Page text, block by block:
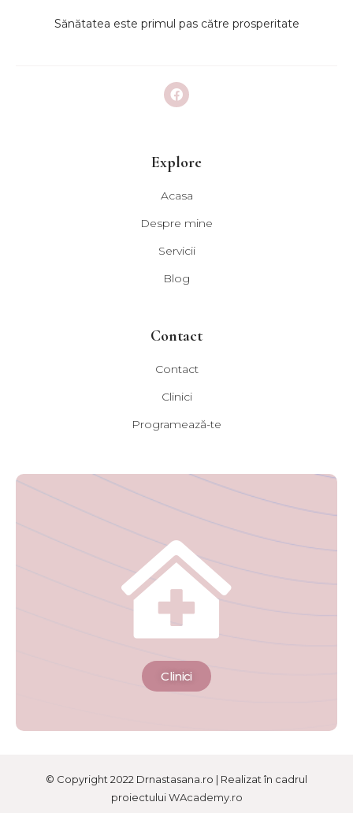
Sănătatea este primul pas către prosperitate
Explore
Acasa
Despre mine
Servicii
Blog
Contact
Contact
Clinici
Programează-te
Clinici
© Copyright 2022 Drnastasana.ro | Realizat în cadrul
proiectuluiWAcademy.ro